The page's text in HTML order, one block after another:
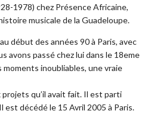
1978) chez Présence Africaine,
musicale de la Guadeloupe.
début des années 90 à Paris, avec
avons passé chez lui dans le 18eme
inoubliables, une vraie
qu’il avait fait. Il est parti
décédé le 15 Avril 2005 à Paris.